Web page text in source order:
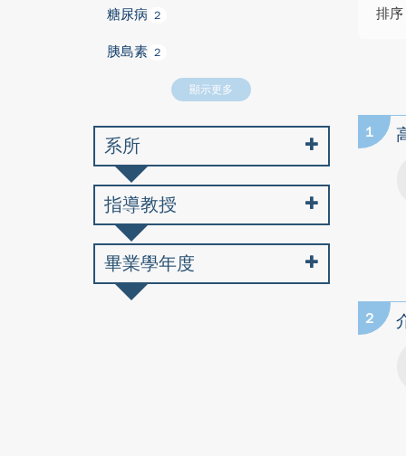
排序
1
2
糖尿病 2
胰島素 2
顯示更多
系所
指導教授
畢業學年度